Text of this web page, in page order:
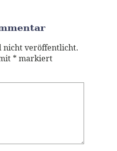
nicht veröffentlicht.
* markiert